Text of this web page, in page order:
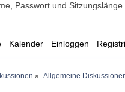
Passwort und Sitzungslänge
Kalender Einloggen
» Allgemeine